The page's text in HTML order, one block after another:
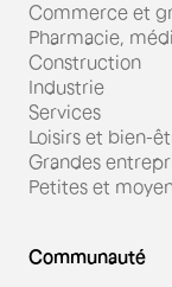
Commerce et
Pharmacie,
Construction
Industrie
Services
Loisirs et bien-
Grandes
Petites et
Communauté